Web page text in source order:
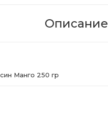
Описание
Манго 250 гр